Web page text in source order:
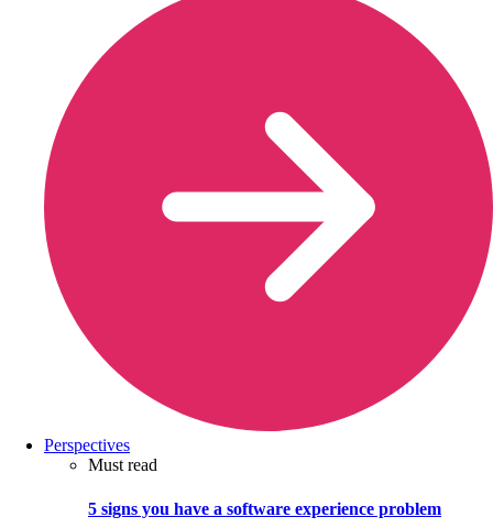
Perspectives
Must read
5 signs you have a software experience problem